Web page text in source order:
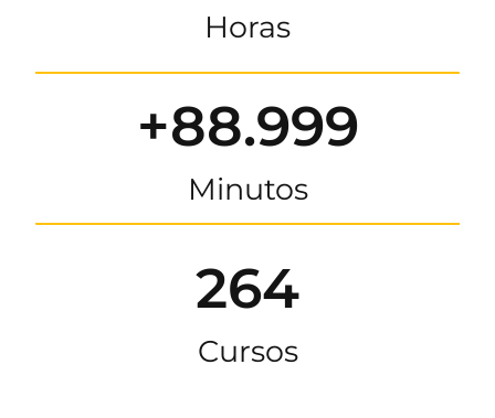
Horas
+88.999
Minutos
264
Cursos